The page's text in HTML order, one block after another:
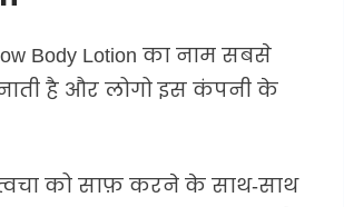
Body Lotion का नाम सबसे
है और लोगो इस कंपनी के
को साफ़ करने के साथ-साथ